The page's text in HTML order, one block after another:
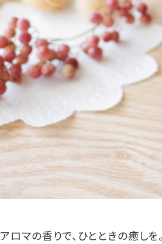
アロマの香りで、ひとときの癒しを。